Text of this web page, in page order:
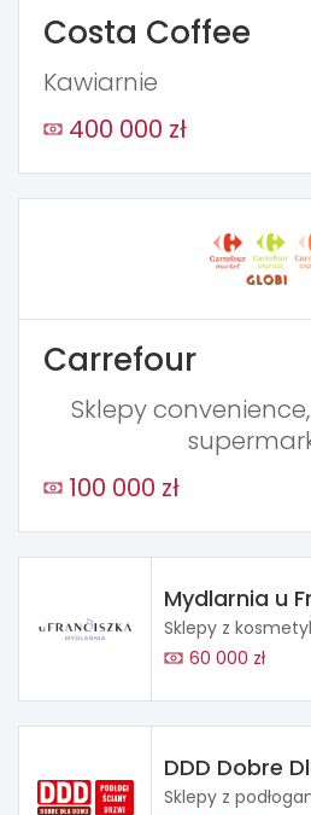
Costa Coffee
Kawiarnie
400 000 zł
Carrefour
Sklepy
100 000 zł
Mydlarnia u
Sklepy z
60 000 zł
DDD Dobre
Sklepy z